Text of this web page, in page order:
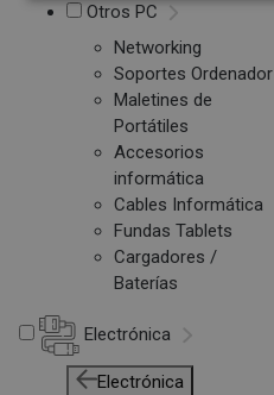
Otros PC
Networking
Soportes Ordenador
Maletines de
Portátiles
Accesorios
informática
Cables Informática
Fundas Tablets
Cargadores /
Baterías
Electrónica
Electrónica